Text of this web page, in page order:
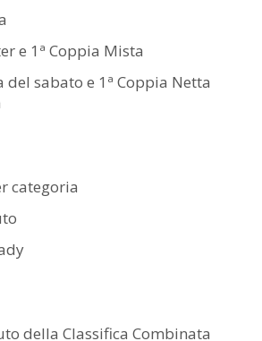
e 1ª Coppia Mista
del sabato e 1ª Coppia Netta
categoria
della Classifica Combinata